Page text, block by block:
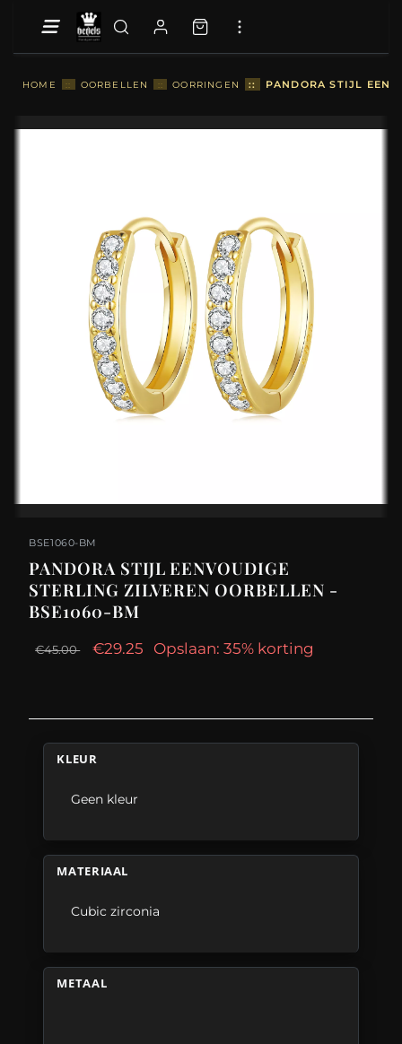
HOME :: OORBELLEN :: OORRINGEN :: PANDORA STIJL
BSE1060-BM
PANDORA STIJL EENVOUDIGE
STERLING ZILVEREN OORBELLEN -
BSE1060-BM
€45.00 €29.25 Opslaan: 35% korting
KLEUR
Geen kleur
MATERIAAL
Cubic zirconia
METAAL